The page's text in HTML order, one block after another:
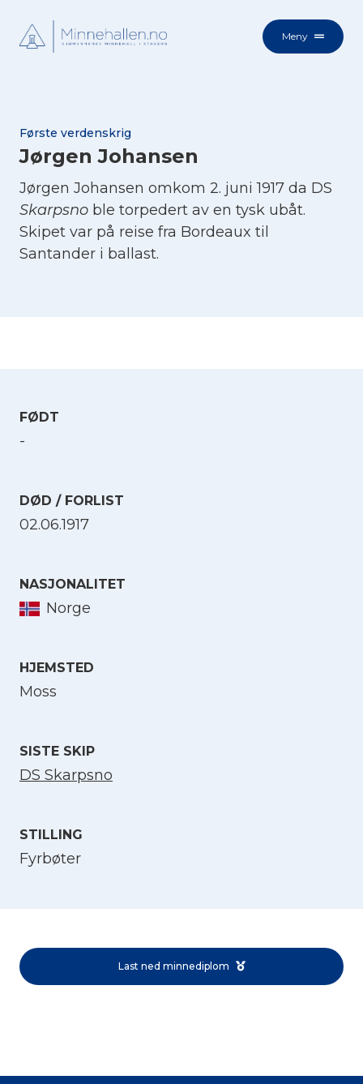
Meny
Første verdenskrig
Jørgen Johansen
Jørgen Johansen omkom 2. juni 1917 da DS
Skarpsno ble torpedert av en tysk ubåt.
Skipet var på reise fra Bordeaux til
Santander i ballast.
FØDT
-
DØD / FORLIST
02.06.1917
NASJONALITET
Norge
HJEMSTED
Moss
SISTE SKIP
DS Skarpsno
STILLING
Fyrbøter
Last ned minnediplom
Norsk bokmål